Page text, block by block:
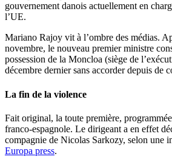
gouvernement danois actuellement en
l’UE.
Mariano Rajoy vit à l’ombre des médias.
novembre, le nouveau premier ministre
possession de la Moncloa (siège de
décembre dernier sans accorder depuis de
La fin de la violence
Fait original, la toute première,
franco-espagnole. Le dirigeant a en effet
compagnie de Nicolas Sarkozy, selon une
Europa press.